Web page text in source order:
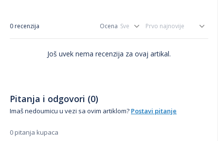
0 recenzija Ocena
Još uvek nema recenzija za ovaj artikal.
Pitanja i odgovori (0)
Imaš nedoumicu u vezi sa ovim artiklom? Postavi pitanje
0 pitanja kupaca